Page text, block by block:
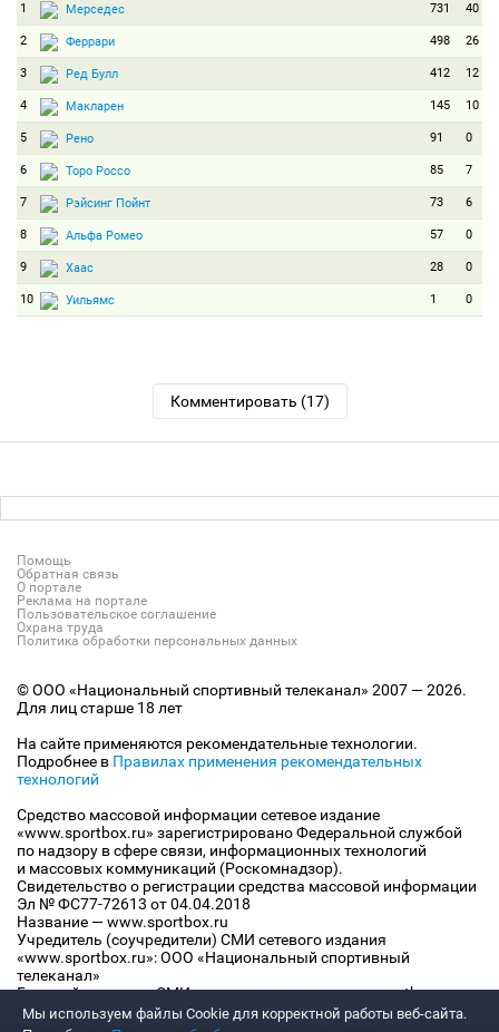
1 Мерседес 731 40
2 Феррари 498 26
3 Ред Булл 412 12
4 Макларен 145 10
5 Рено 91 0
6 Торо Россо 85 7
7 Рэйсинг Пойнт 73 6
8 Альфа Ромео 57 0
9 Хаас 28 0
10 Уильямс 1 0
Комментировать (17)
Помощь
Обратная связь
О портале
Реклама на портале
Пользовательское соглашение
Охрана труда
Политика обработки персональных данных
© ООО «Национальный спортивный телеканал» 2007 — 2026.
Для лиц старше 18 лет
На сайте применяются рекомендательные технологии.
Подробнее в Правилах применения рекомендательных
технологий
Средство массовой информации сетевое издание
«www.sportbox.ru» зарегистрировано Федеральной службой
по надзору в сфере связи, информационных технологий
и массовых коммуникаций (Роскомнадзор).
Свидетельство о регистрации средства массовой информации
Эл № ФС77-72613 от 04.04.2018
Название — www.sportbox.ru
Учредитель (соучредители) СМИ сетевого издания
«www.sportbox.ru»: ООО «Национальный спортивный
телеканал»
Главный редактор СМИ сетевого издания «www.sportbox.ru»:
Конов В.А.
Мы используем файлы Сookie для корректной работы веб-сайта.